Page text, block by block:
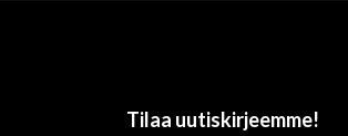
Tilaa uutiskirjeemme!